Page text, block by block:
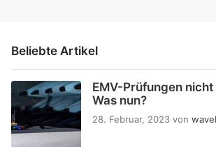
Beliebte Artikel
EMV-Prüfungen
Was nun?
28. Februar, 2023 von